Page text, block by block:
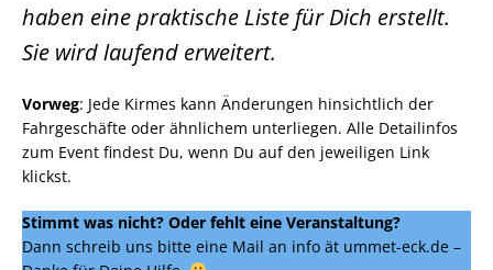
haben eine praktische Liste für Dich erstellt.
Sie wird laufend erweitert.
Vorweg: Jede Kirmes kann Änderungen hinsichtlich der
Fahrgeschäfte oder ähnlichem unterliegen. Alle Detailinfos
zum Event findest Du, wenn Du auf den jeweiligen Link
klickst.
Stimmt was nicht? Oder fehlt eine Veranstaltung?
Dann schreib uns bitte eine Mail an info ät ummet-eck.de –